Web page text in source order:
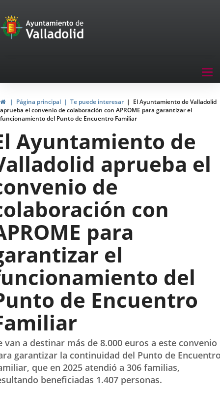
Portal
de
navegación
InicioPágina principal Te puede interesar
El Ayuntamiento de Valladolid
aprueba el convenio de colaboración con APROME para garantizar el
funcionamiento del Punto de Encuentro Familiar
Ayuntamiento de
aprueba el
de
con
para
el
del
de Encuentro
van a destinar más de 8.000 euros a este convenio
garantizar la continuidad del Punto de
que en 2025 atendió a 306 familias,
beneficiadas 1.407 personas.